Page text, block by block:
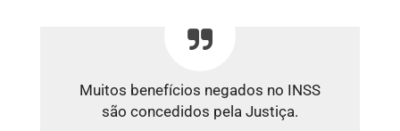
Muitos benefícios negados no INSS
são concedidos pela Justiça.